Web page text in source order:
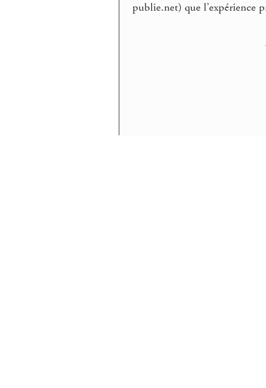
publie.net) que l’expérience